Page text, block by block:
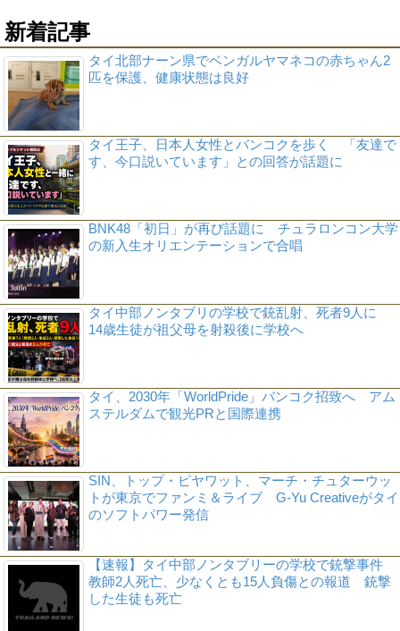
新着記事
タイ北部ナーン県でベンガルヤマネコの赤ちゃん2
匹を保護、健康状態は良好
タイ王子、日本人女性とバンコクを歩く 「友達で
す、今口説いています」との回答が話題に
BNK48「初日」が再び話題に チュラロンコン大学
の新入生オリエンテーションで合唱
タイ中部ノンタブリの学校で銃乱射、死者9人に
14歳生徒が祖父母を射殺後に学校へ
タイ、2030年「WorldPride」バンコク招致へ アム
ステルダムで観光PRと国際連携
SIN、トップ・ピヤワット、マーチ・チュターウッ
トが東京でファンミ＆ライブ G-Yu Creativeがタイ
のソフトパワー発信
【速報】タイ中部ノンタブリーの学校で銃撃事件
教師2人死亡、少なくとも15人負傷との報道 銃撃
した生徒も死亡